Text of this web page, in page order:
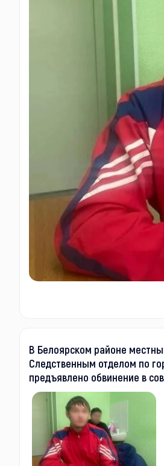
В Белоярском районе
Следственным отделом по
предъявлено обвинение в